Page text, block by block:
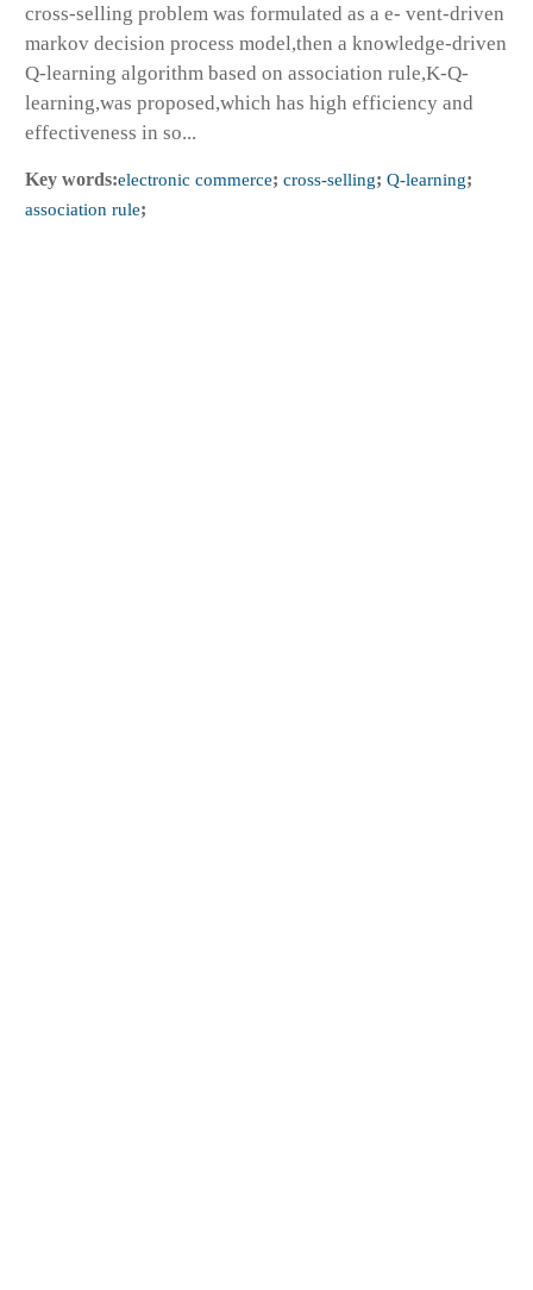
cross-selling problem was formulated as a e- vent-driven
markov decision process model,then a knowledge-driven
Q-learning algorithm based on association rule,K-Q-
learning,was proposed,which has high efficiency and
effectiveness in so...
Key words:electronic commerce; cross-selling; Q-learning;
association rule;